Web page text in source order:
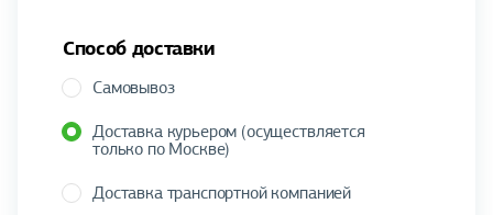
Способ доставки
Самовывоз
Доставка курьером (осуществляется
только по Москве)
Доставка транспортной компанией